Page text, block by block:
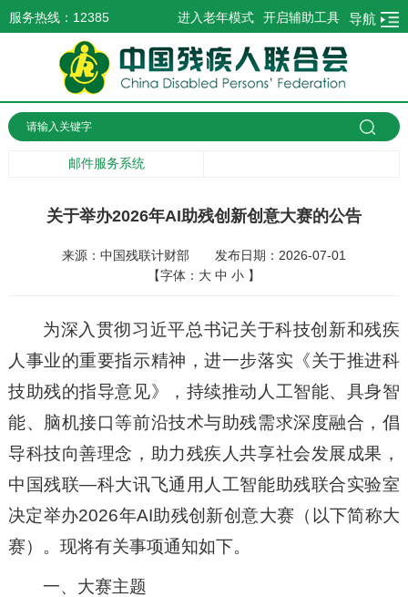
服务热线：12385 导航
开启辅助工具
进入老年模式
邮件服务系统
关于举办2026年AI助残创新创意大赛的公告
来源：中国残联计财部
发布日期：2026-07-01
【字体： 大 中 小 】
为深入贯彻习近平总书记关于科技创新和残疾
人事业的重要指示精神，进一步落实《关于推进科
技助残的指导意见》，持续推动人工智能、具身智
能、脑机接口等前沿技术与助残需求深度融合，倡
导科技向善理念，助力残疾人共享社会发展成果，
中国残联—科大讯飞通用人工智能助残联合实验室
决定举办2026年AI助残创新创意大赛（以下简称大
赛）。现将有关事项通知如下。
一、大赛主题